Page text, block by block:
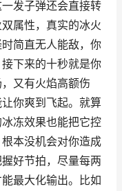
发子弹还会直接转
属性，真实的冰火
简直无人能敌，你
下来的十秒就是你
又有火焰高额伤
你爽到飞起。就算
冻效果也能把它控
本没机会对你造成
好节拍，尽量每两
最大化输出。比如